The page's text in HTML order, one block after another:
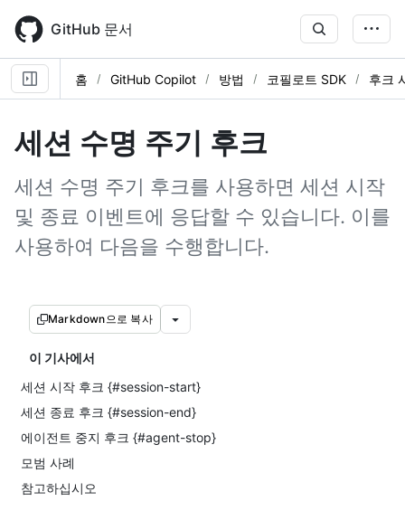
main
content
GitHub 문서
홈 GitHub Copilot 방법 코필로트 SDK 후크
세션 수명 주기 후크
세션 수명 주기 후크를 사용하면 세션 시작
및 종료 이벤트에 응답할 수 있습니다. 이를
사용하여 다음을 수행합니다.
Markdown으로 복사
이 기사에서
세션 시작 후크 {#session-start}
세션 종료 후크 {#session-end}
에이전트 중지 후크 {#agent-stop}
모범 사례
참고하십시오